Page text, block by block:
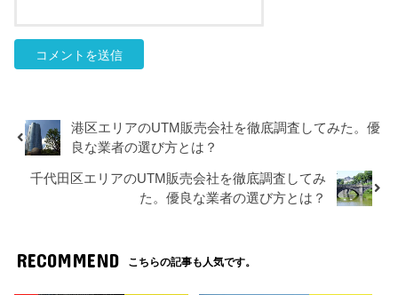
港区エリアのUTM販売会社を徹底調査してみた。優
良な業者の選び方とは？
千代田区エリアのUTM販売会社を徹底調査してみ
た。優良な業者の選び方とは？
RECOMMEND こちらの記事も人気です。